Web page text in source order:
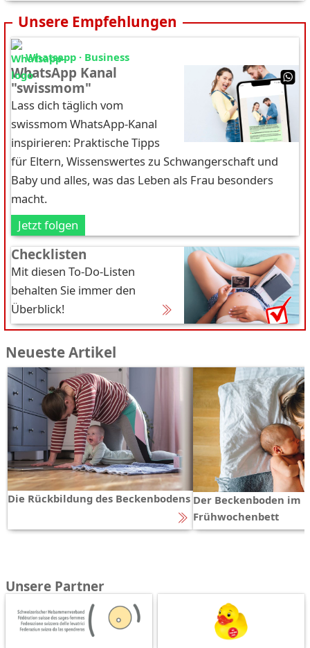
Unsere Empfehlungen
Whatsapp · Business
WhatsApp Kanal
"swissmom"
Lass dich täglich vom
swissmom WhatsApp-Kanal
inspirieren: Praktische Tipps
für Eltern, Wissenswertes zu Schwangerschaft und
Baby und alles, was das Leben als Frau besonders
macht.
Jetzt folgen
Checklisten
Mit diesen To-Do-Listen
behalten Sie immer den
Überblick!
Neueste Artikel
Die Rückbildung des Beckenbodens Der Beckenboden im
Frühwochenbett
Unsere Partner